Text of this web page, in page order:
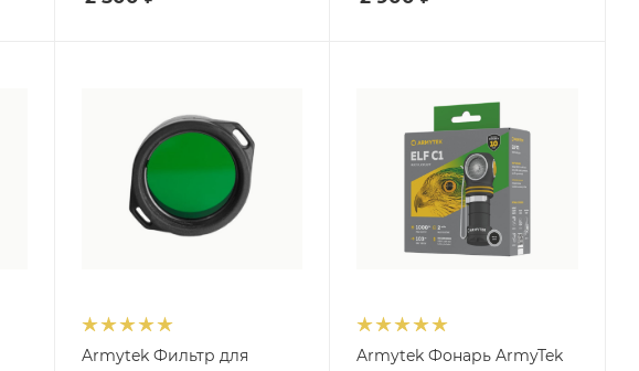
Armytek Фильтр для
Armytek Фонарь ArmyTek